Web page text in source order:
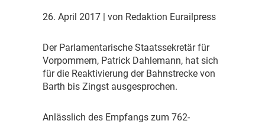
26. April 2017 | von Redaktion Eurailpress
Der Parlamentarische Staatssekretär für
Vorpommern, Patrick Dahlemann, hat sich
für die Reaktivierung der Bahnstrecke von
Barth bis Zingst ausgesprochen.
Anlässlich des Empfangs zum 762-